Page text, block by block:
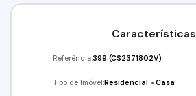
Características
Referência:399 (CS2371802V)
Tipo de Imóvel:Residencial »Casa